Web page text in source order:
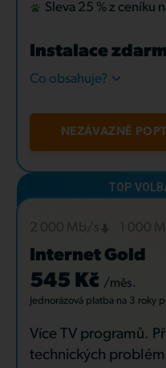
Sleva 25 % z ceníku
Instalace
Co obsahuje?
NEZÁVAZNĚ
Internet Gold
545 Kč /měs.
Jednorázová platba na 3 roky
Více TV programů.
technických